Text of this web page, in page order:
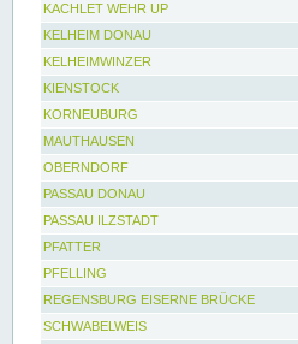
KACHLET WEHR UP
KELHEIM DONAU
KELHEIMWINZER
KIENSTOCK
KORNEUBURG
MAUTHAUSEN
OBERNDORF
PASSAU DONAU
PASSAU ILZSTADT
PFATTER
PFELLING
REGENSBURG EISERNE BRÜCKE
SCHWABELWEIS